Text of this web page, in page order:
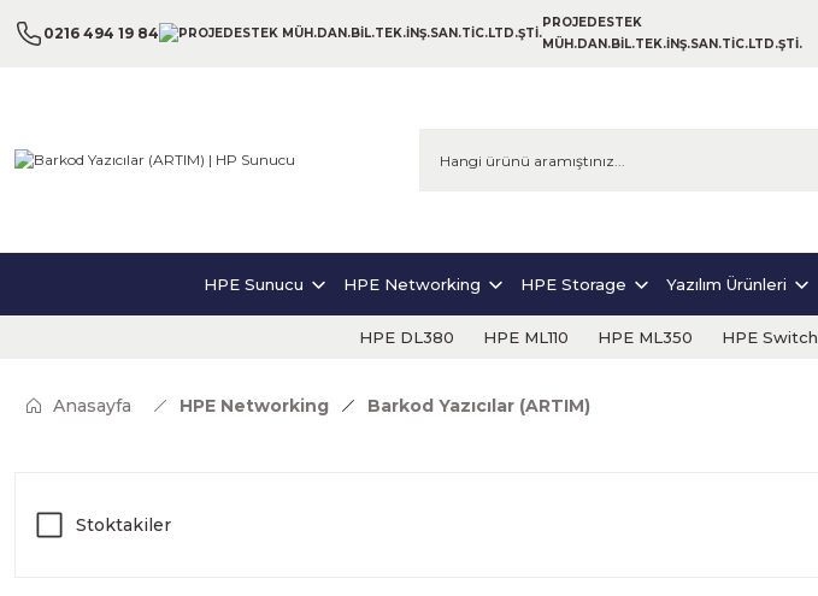
0216 494 19 84
PROJEDESTEK
MÜH.DAN.BİL.TEK.İNŞ.SAN.TİC.LTD.ŞTİ.
HPE Sunucu HPE Networking HPE Storage Yazılım Ürünleri
HPE DL380 HPE ML110 HPE ML350 HPE Switch
Anasayfa HPE Networking Barkod Yazıcılar (ARTIM)
Stoktakiler